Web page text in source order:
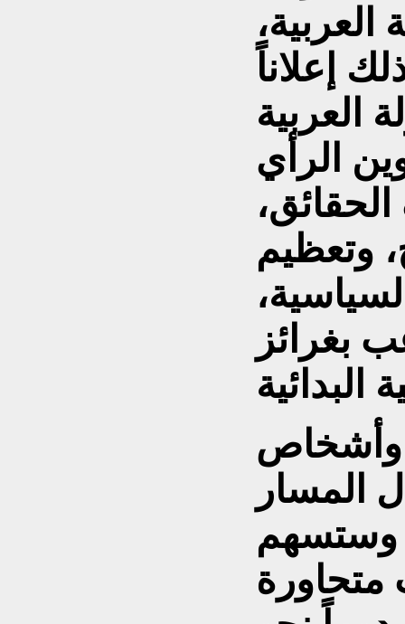
العربية،
إعلاناً
العربية
الرأي
وتعظيم
بغرائز
وأشخاص
المسار
وستسهم
متحاورة